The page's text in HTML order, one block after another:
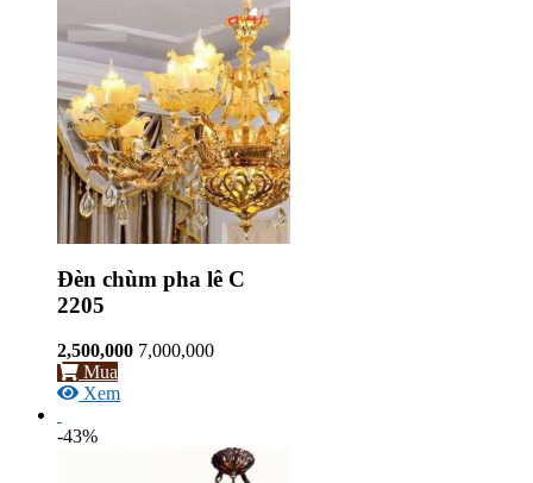
Đèn chùm pha lê C
2205
2,500,000 7,000,000
Mua
Xem
-43%